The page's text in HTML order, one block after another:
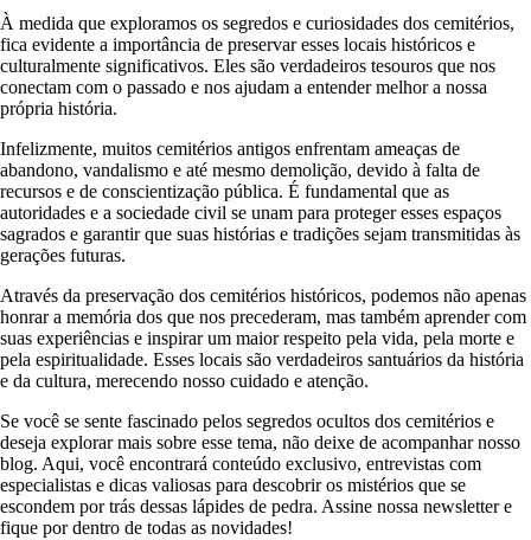
À medida que exploramos os segredos e curiosidades dos cemitérios,
fica evidente a importância de preservar esses locais históricos e
culturalmente significativos. Eles são verdadeiros tesouros que nos
conectam com o passado e nos ajudam a entender melhor a nossa
própria história.
Infelizmente, muitos cemitérios antigos enfrentam ameaças de
abandono, vandalismo e até mesmo demolição, devido à falta de
recursos e de conscientização pública. É fundamental que as
autoridades e a sociedade civil se unam para proteger esses espaços
sagrados e garantir que suas histórias e tradições sejam transmitidas às
gerações futuras.
Através da preservação dos cemitérios históricos, podemos não apenas
honrar a memória dos que nos precederam, mas também aprender com
suas experiências e inspirar um maior respeito pela vida, pela morte e
pela espiritualidade. Esses locais são verdadeiros santuários da história
e da cultura, merecendo nosso cuidado e atenção.
Se você se sente fascinado pelos segredos ocultos dos cemitérios e
deseja explorar mais sobre esse tema, não deixe de acompanhar nosso
blog. Aqui, você encontrará conteúdo exclusivo, entrevistas com
especialistas e dicas valiosas para descobrir os mistérios que se
escondem por trás dessas lápides de pedra. Assine nossa newsletter e
fique por dentro de todas as novidades!